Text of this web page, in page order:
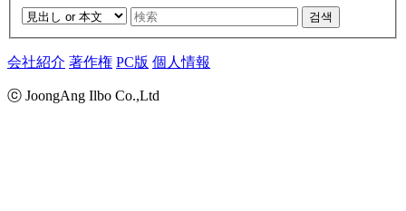
검색
会社紹介 著作権 PC版 個人情報
ⓒ JoongAng Ilbo Co.,Ltd